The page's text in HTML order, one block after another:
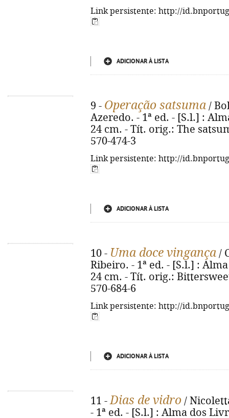
Link persistente: http://
ADICIONAR À LISTA
9 - Operação satsuma /
Azeredo. - 1ª ed. - [S.l.] :
24 cm. - Tít. orig.: The
570-474-3
Link persistente: http://
ADICIONAR À LISTA
10 - Uma doce vingança /
Ribeiro. - 1ª ed. - [S.l.] :
24 cm. - Tít. orig.:
570-684-6
Link persistente: http://
ADICIONAR À LISTA
11 -Dias de vidro /
- 1ª ed. - [S.l.] : Alma dos